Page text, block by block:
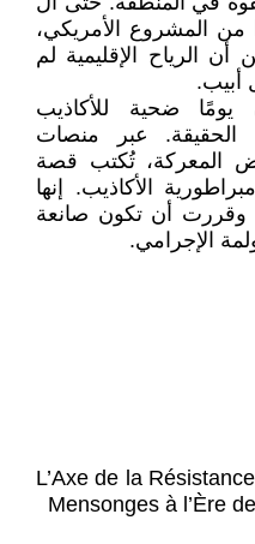
من المشروع الأمريكي،
أن الرياح الإقليمية لم
أبيب.
يومًا ضحية للأكاذيب
الحقيقة. عبر منصات
المعركة، تُكتب قصة
الأكاذيب. إنها
أن تكون صانعة
الإجرامي.
L’Axe de la
Mensonges à l’Ère